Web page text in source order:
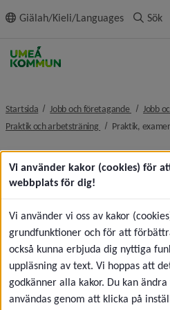
innehållet
Giälah/Kieli/Languages Sök
Startsida Jobb och företagande nivå i
Jobb
Praktik och arbetsträning nivå i
Praktik,
Praktik,
uppsats
Praktik
Varje termin tar
Umeå kommun
emot
hundratals
Vi använder kakor (cookies) för
webbplats för dig!
Vi använder vi oss av kakor
grundfunktioner och för att
också kunna erbjuda dig nyttiga
uppläsning av text. Vi hoppas att
godkänner alla kakor. Du kan
användas genom att klicka på